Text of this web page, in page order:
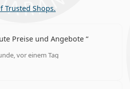
Trusted Shops.
Preise und Angebote
vor einem Tag
Bewertung 5 aus 5